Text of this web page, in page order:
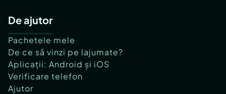
De ajutor
Pachetele mele
De ce să vinzi pe lajumate?
Aplicații: Android și iOS
Verificare telefon
Ajutor